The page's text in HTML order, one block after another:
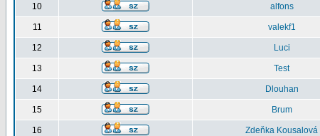
10 alfons
11 valekf1
12 Luci
13 Test
14 Dlouhan
15 Brum
16 Zdeňka Kousalová